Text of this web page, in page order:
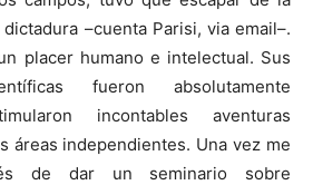
–cuenta Parisi, via email–.
placer humano e intelectual. Sus
fueron absolutamente
incontables aventuras
áreas independientes. Una vez me
de dar un seminario sobre